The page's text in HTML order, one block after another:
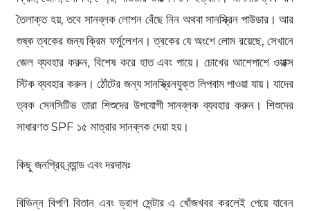
তৈলাক্ত হয়, তবে সানব্লক লোশন বেঁছে নিন অথবা সানস্ক্রিন পাউডার। আর
শুষ্ক ত্বকের জন্য ক্রিম ফর্মুলেশন। ত্বকের যে অংশে লোম রয়েছে, সেখানে
জেল ব্যবহার করুন, বিশেষ করে হাত এবং পায়ে। চোখের আশেপাশে ওয়াক্স
স্টিক ব্যবহার করুন। ঠোঁটের জন্য সানস্ক্রিনযুক্ত লিপবাম পাওয়া যায়। যাদের
ত্বক সেনসিটিভ তারা শিশুদের উপযোগী সানব্লক ব্যবহার করুন। শিশুদের
সাধারণত SPF ১৫ মাত্রার সানব্লক দেয়া হয়।
কিছু জনপ্রিয় ব্র্যান্ড এবং দরদামঃ
বিভিন্ন বিপণি বিতান এবং ড্রাগ সেন্টার এ খোঁজখবর করলেই পেয়ে যাবেন